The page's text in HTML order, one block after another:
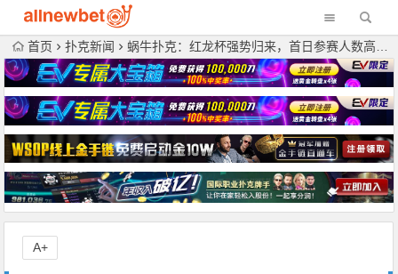
首页 扑克新闻 蜗牛扑克：红龙杯强势归来，首日参赛人数高达376人！谢浩琦领衔141名玩家晋级DAY2
A+